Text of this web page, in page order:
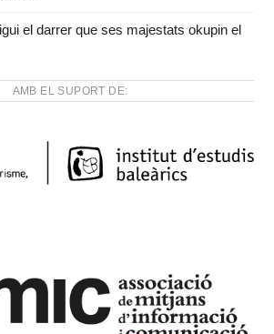
el darrer que ses majestats okupin el
AMB EL SUPORT DE: